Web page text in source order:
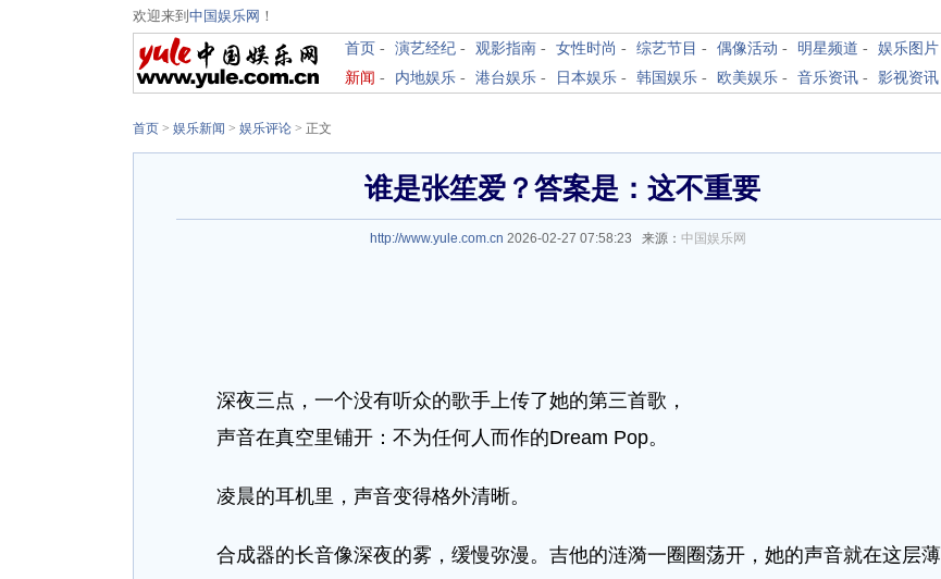
欢迎来到 中国娱乐网 ！
首页 - 演艺经纪 - 观影指南 - 女性时尚 - 综艺节目 - 偶像活动 - 明星频道 - 娱乐图片
新闻 - 内地娱乐 - 港台娱乐 - 日本娱乐 - 韩国娱乐 - 欧美娱乐 - 音乐资讯 - 影视资讯
首页 > 娱乐新闻 > 娱乐评论 > 正文
谁是张笙爱？答案是：这不重要
http://www.yule.com.cn 2026-02-27 07:58:23 来源： 中国娱乐网
深夜三点，一个没有听众的歌手上传了她的第三首歌，
声音在真空里铺开：不为任何人而作的Dream Pop。
凌晨的耳机里，声音变得格外清晰。
合成器的长音像深夜的雾，缓慢弥漫。吉他的涟漪一圈圈荡开，她的声音就在这层薄